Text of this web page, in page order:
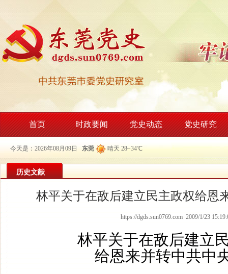
首页 时政要闻 党史动态 党史研究
今天是：2026年08月09日 东莞 晴天 28~34℃
历史文献
林平关于在敌后建立民主政权给恩
https://dgds.sun0769.com 2009/1/23
林平关于在敌后建立
给恩来并转中共中